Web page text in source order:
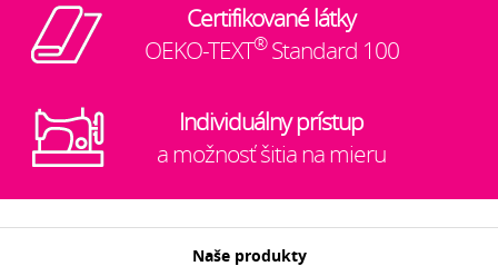
Certifikované látky
OEKO-TEXT®Standard 100
Individuálny prístup
a možnosť šitia na mieru
Naše produkty